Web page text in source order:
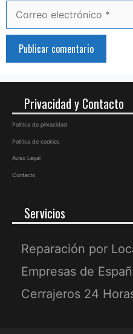
Privacidad y Contacto
Política de privacidad
Política de cookies
Aviso Legal
Contacto
Servicios
Reparación por
Empresas de
Cerrajeros 24